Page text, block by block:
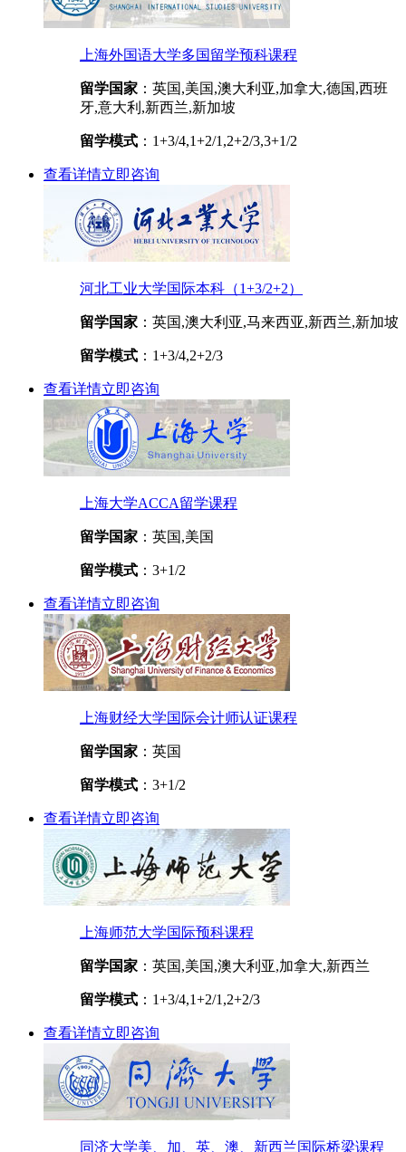
上海外国语大学多国留学预科课程
留学国家 ：英国,美国,澳大利亚,加拿大,德国,西班
牙,意大利,新西兰,新加坡
留学模式 ：1+3/4,1+2/1,2+2/3,3+1/2
查看详情立即咨询
河北工业大学国际本科（1+3/2+2）
留学国家 ：英国,澳大利亚,马来西亚,新西兰,新加坡
留学模式 ：1+3/4,2+2/3
查看详情立即咨询
上海大学ACCA留学课程
留学国家 ：英国,美国
留学模式 ：3+1/2
查看详情立即咨询
上海财经大学国际会计师认证课程
留学国家 ：英国
留学模式 ：3+1/2
查看详情立即咨询
上海师范大学国际预科课程
留学国家 ：英国,美国,澳大利亚,加拿大,新西兰
留学模式 ：1+3/4,1+2/1,2+2/3
查看详情立即咨询
同济大学美、加、英、澳、新西兰国际桥梁课程